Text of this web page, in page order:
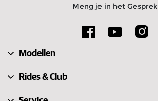
Meng je in het Gesprek
Modellen
Rides & Club